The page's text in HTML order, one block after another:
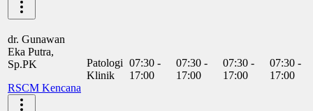
dr. Gunawan
Eka Putra,
Sp.PK
RSCM Kencana
Patologi
Klinik
07:30 -
17:00
07:30 -
17:00
07:30 -
17:00
07:30 -
17:00